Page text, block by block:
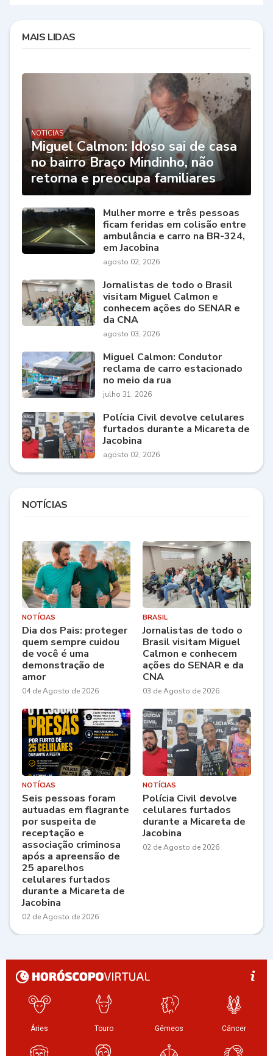
MAIS LIDAS
NOTÍCIAS
Miguel Calmon: Idoso sai de casa
no bairro Braço Mindinho, não
retorna e preocupa familiares
Mulher morre e três pessoas
ficam feridas em colisão entre
ambulância e carro na BR-324,
em Jacobina
agosto 02, 2026
Jornalistas de todo o Brasil
visitam Miguel Calmon e
conhecem ações do SENAR e
da CNA
agosto 03, 2026
Miguel Calmon: Condutor
reclama de carro estacionado
no meio da rua
julho 31, 2026
Polícia Civil devolve celulares
furtados durante a Micareta de
Jacobina
agosto 02, 2026
NOTÍCIAS
NOTÍCIAS
Dia dos Pais: proteger
quem sempre cuidou
de você é uma
demonstração de
amor
04 de Agosto de 2026
BRASIL
Jornalistas de todo o
Brasil visitam Miguel
Calmon e conhecem
ações do SENAR e da
CNA
03 de Agosto de 2026
NOTÍCIAS
Seis pessoas foram
autuadas em flagrante
por suspeita de
receptação e
associação criminosa
após a apreensão de
25 aparelhos
celulares furtados
durante a Micareta de
Jacobina
02 de Agosto de 2026
NOTÍCIAS
Polícia Civil devolve
celulares furtados
durante a Micareta de
Jacobina
02 de Agosto de 2026